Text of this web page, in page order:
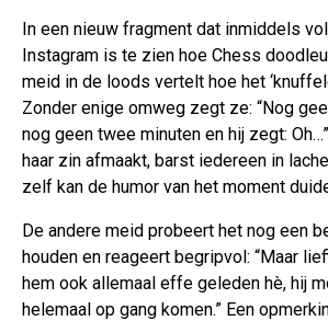
In een nieuw fragment dat inmiddels
Instagram is te zien hoe Chess
meid in de loods vertelt hoe het
Zonder enige omweg zegt ze: “Nog
nog geen twee minuten en hij zegt:
haar zin afmaakt, barst iedereen in
zelf kan de humor van het moment
De andere meid probeert het nog een
houden en reageert begripvol: “Maar
hem ook allemaal effe geleden hè, hij
helemaal op gang komen.” Een